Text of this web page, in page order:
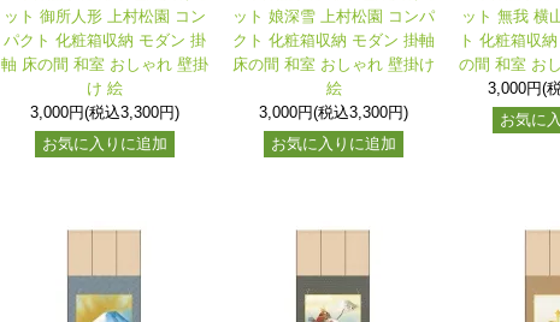
ット 御所人形 上村松園 コン
パクト 化粧箱収納 モダン 掛
軸 床の間 和室 おしゃれ 壁掛
け 絵
3,000円(税込3,300円)
お気に入りに追加
ット 娘深雪 上村松園 コンパ
クト 化粧箱収納 モダン 掛軸
床の間 和室 おしゃれ 壁掛け
絵
3,000円(税込3,300円)
お気に入りに追加
ット 無我 横
ト 化粧箱収
の間 和室 お
3,000円(
お気に